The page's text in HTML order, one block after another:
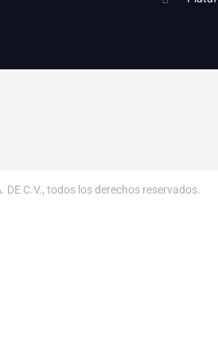
DE C.V., todos los derechos reservados.